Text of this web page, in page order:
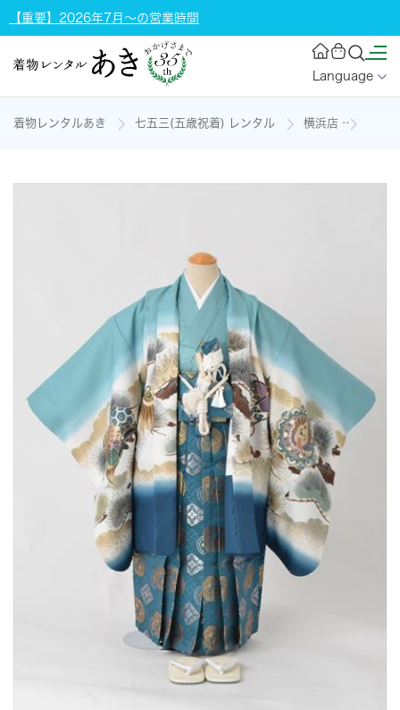
【重要】2026年7月～の営業時間
Language
着物レンタルあき 七五三(五歳祝着) レンタル 横浜店